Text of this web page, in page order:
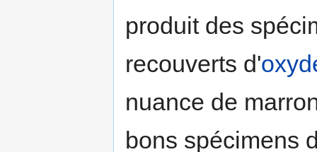
produit des
recouverts d'
nuance de
bons spécimens